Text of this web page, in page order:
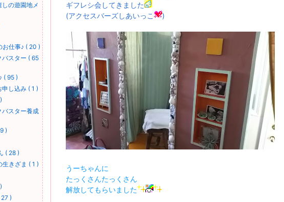
ギフレシ会してきました
(アクセスバーズしあいっこ
)
うーちゃんに
たっくさんたっくさん
解放してもらいました
の遊園地メ
仕事♪ ( 20 )
バスター ( 65
( 95 )
し込み ( 1 )
バスター養成
)
( 28 )
きざま ( 1 )
)